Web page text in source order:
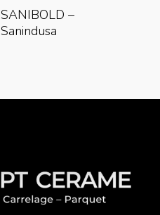
Lire La Suite
SANIBOLD –
Sanindusa